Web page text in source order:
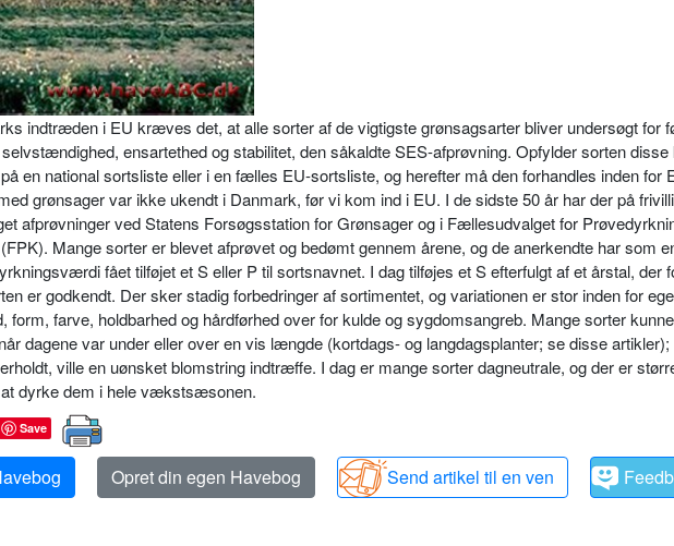
indtræden i EU kræ­ves det, at alle sorter af de vigtigste grønsagsarter bliver undersøgt for
ensartethed og stabilitet, den såkaldte SES-afprøvning. Opfylder sorten disse
en national sorts­liste eller i en fælles EU-sortsliste, og herefter må den forhandles inden for
grønsager var ikke ukendt i Danmark, før vi kom ind i EU. I de sidste 50 år har der på
afprøvninger ved Statens Forsøgsstation for Grønsager og i Fællesudvalget for
Mange sorter er blevet afprøvet og bedømt gennem årene, og de anerkendte har som
fået tilføjet et S eller P til sortsnavnet. I dag tilføjes et S efterfulgt af et årstal, der
er god­kendt. Der sker stadig forbedringer af sortimentet, og variationen er stor in­den for
form, farve, holdbarhed og hårdførhed over for kulde og sygdomsangreb. Mange sorter
dagene var under eller over en vis længde (kortdags- og langdagsplan­ter; se disse artikler);
ville en uønsket blomstring indtræffe. I dag er mange sorter dag­neutrale, og der er
at dyrke dem i hele vækstsæsonen.
Save
Opret din egen Havebog Send artikel til en ven